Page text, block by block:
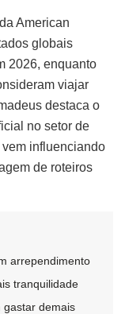
American
globais
2026, enquanto
viajar
destaca o
no setor de
influenciando
de roteiros
arrependimento
tranquilidade
gastar demais